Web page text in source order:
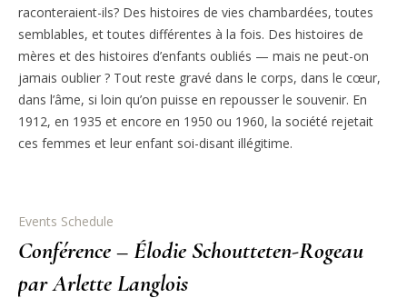
raconteraient-ils? Des histoires de vies chambardées, toutes
semblables, et toutes différentes à la fois. Des histoires de
mères et des histoires d’enfants oubliés — mais ne peut-on
jamais oublier ? Tout reste gravé dans le corps, dans le cœur,
dans l’âme, si loin qu’on puisse en repousser le souvenir. En
1912, en 1935 et encore en 1950 ou 1960, la société rejetait
ces femmes et leur enfant soi-disant illégitime.
Events Schedule
Conférence – Élodie Schoutteten-Rogeau
par Arlette Langlois